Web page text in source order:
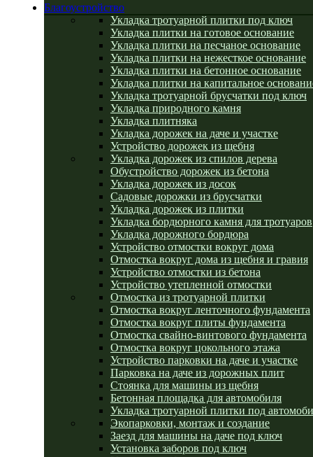
Благоустройство
Укладка тротуарной плитки под ключ
Укладка плитки на готовое основание
Укладка плитки на песчаное основание
Укладка плитки на нежесткое основание
Укладка плитки на бетонное основание
Укладка плитки на капитальное
Укладка тротуарной брусчатки под ключ
Укладка природного камня
Укладка плитняка
Укладка дорожек на даче и участке
Устройство дорожек из щебня
Укладка дорожек из спилов дерева
Обустройство дорожек из бетона
Укладка дорожек из досок
Садовые дорожки из брусчатки
Укладка дорожек из плитки
Укладка бордюрного камня для тротуаров
Укладка дорожного бордюра
Устройство отмостки вокруг дома
Отмостка вокруг дома из щебня и гравия
Устройство отмостки из бетона
Устройство утепленной отмостки
Отмостка из тротуарной плитки
Отмостка вокруг ленточного фундамента
Отмостка вокруг плиты фундамента
Отмостка свайно-винтового фундамента
Отмостка вокруг цокольного этажа
Устройство парковки на даче и участке
Парковка на даче из дорожных плит
Стоянка для машины из щебня
Бетонная площадка для автомобиля
Укладка тротуарной плитки под
Экопарковки, монтаж и создание
Заезд для машины на даче под ключ
Установка заборов под ключ